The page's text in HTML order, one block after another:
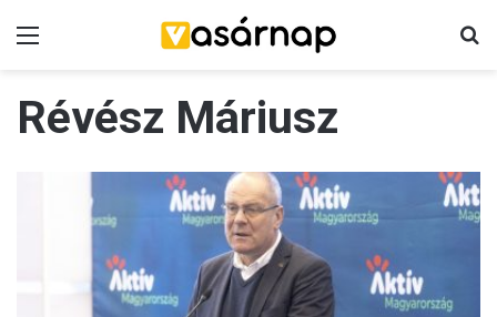
Révész Máriusz